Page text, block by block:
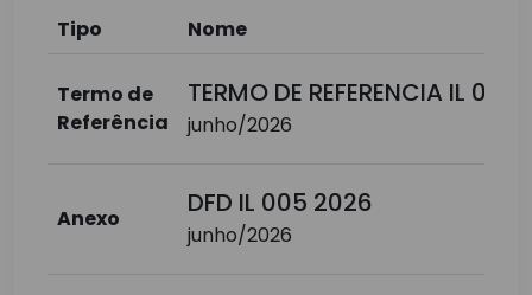
Tipo Nome
Termo de
Referência
TERMO DE REFERENCIA IL
junho/2026
Anexo DFD IL 005 2026
junho/2026